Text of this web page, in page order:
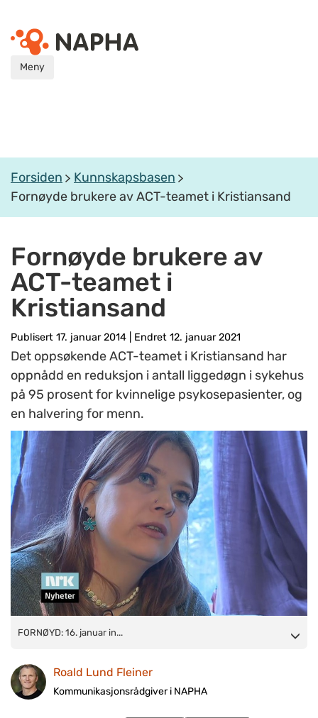
Meny
Forsiden
Kunnskapsbasen
Fornøyde brukere av ACT-teamet i Kristiansand
Fornøyde brukere av
ACT-teamet i
Kristiansand
Publisert 17. januar 2014 Endret 12. januar 2021
Det oppsøkende ACT-teamet i Kristiansand har
oppnådd en reduksjon i antall liggedøgn i sykehus
på 95 prosent for kvinnelige psykosepasienter, og
en halvering for menn.
FORNØYD: 16. januar intervjuet NRK Dagsrevyen to fornøyde
FORNØYD: 16. januar in...
Roald Lund Fleiner
Kommunikasjonsrådgiver i NAPHA